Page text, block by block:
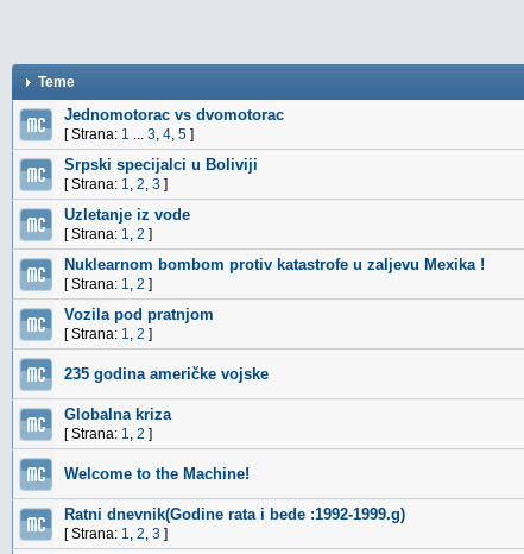
Teme
Jednomotorac vs dvomotorac
[ Strana: 1 ... 3, 4, 5 ]
Srpski specijalci u Boliviji
[ Strana: 1, 2, 3 ]
Uzletanje iz vode
[ Strana: 1, 2 ]
Nuklearnom bombom protiv katastrofe u zaljevu Mexika !
[ Strana: 1, 2 ]
Vozila pod pratnjom
[ Strana: 1, 2 ]
235 godina američke vojske
Globalna kriza
[ Strana: 1, 2 ]
Welcome to the Machine!
Ratni dnevnik(Godine rata i bede :1992-1999.g)
[ Strana: 1, 2, 3 ]